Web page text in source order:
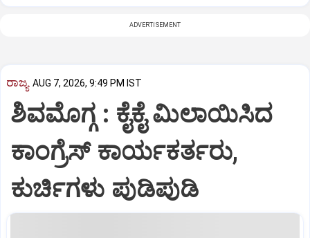
ADVERTISEMENT
ರಾಜ್ಯ AUG 7, 2026, 9:49 PM IST
ಶಿವಮೊಗ್ಗ : ಕೈಕೈ ಮಿಲಾಯಿಸಿದ
ಕಾಂಗ್ರೆಸ್ ಕಾರ್ಯಕರ್ತರು,
ಕುರ್ಚಿಗಳು ಪುಡಿಪುಡಿ